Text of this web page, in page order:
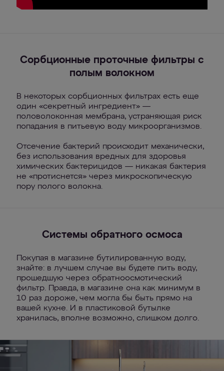
Сорбционные проточные фильтры с
полым волокном
В некоторых сорбционных фильтрах есть еще
один «секретный ингредиент» —
половолоконная мембрана, устраняющая риск
попадания в питьевую воду микроорганизмов.
Отсечение бактерий происходит механически,
без использования вредных для здоровья
химических бактерицидов — никакая бактерия
не «протиснется» через микроскопическую
пору полого волокна.
Системы обратного осмоса
Покупая в магазине бутилированную воду,
знайте: в лучшем случае вы будете пить воду,
прошедшую через обратноосмотический
фильтр. Правда, в магазине она как минимум в
10 раз дороже, чем могла бы быть прямо на
вашей кухне. И в пластиковой бутылке
хранилась, вполне возможно, слишком долго.